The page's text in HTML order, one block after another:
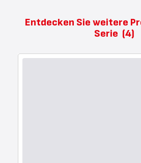
Entdecken Sie weitere
Serie (4)